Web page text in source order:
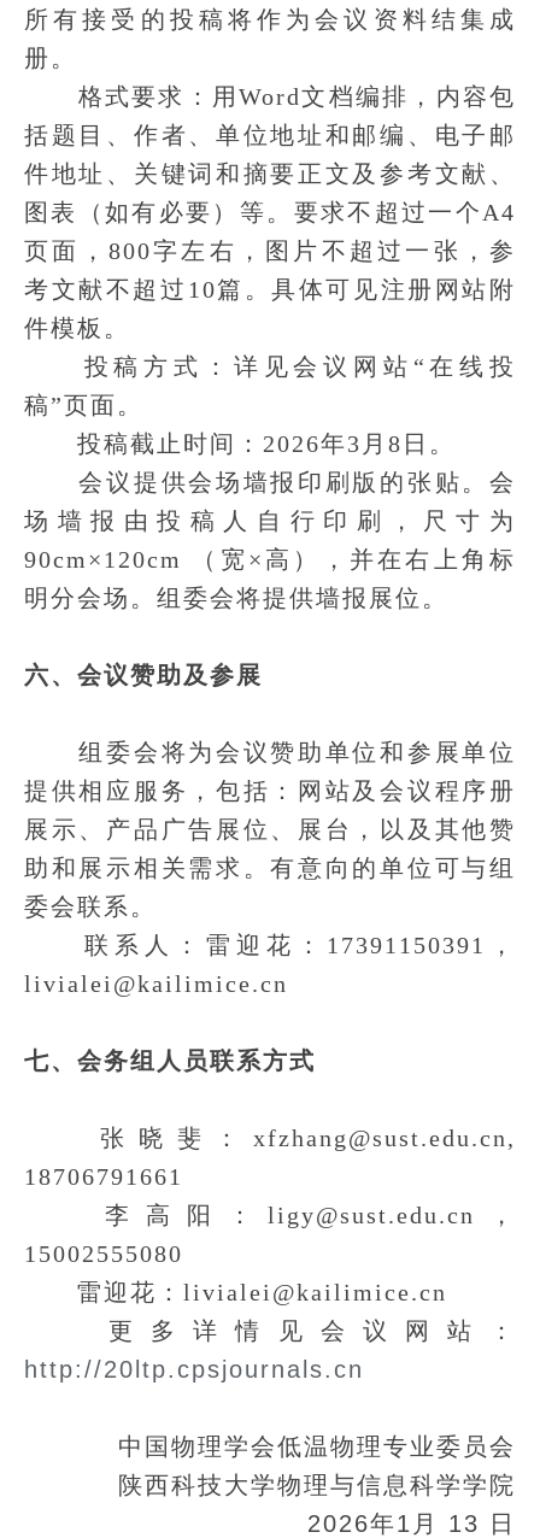
所有接受的投稿将作为会议资料结集成
册。
格式要求：用Word文档编排，内容包
括题目、作者、单位地址和邮编、电子邮
件地址、关键词和摘要正文及参考文献、
图表（如有必要）等。要求不超过一个A4
页面，800字左右，图片不超过一张，参
考文献不超过10篇。具体可见注册网站附
件模板。
投稿方式：详见会议网站“在线投
稿”页面。
投稿截止时间：2026年3月8日。
会议提供会场墙报印刷版的张贴。会
场墙报由投稿人自行印刷，尺寸为
90cm×120cm （宽×高），并在右上角标
明分会场。组委会将提供墙报展位。
六、会议赞助及参展
组委会将为会议赞助单位和参展单位
提供相应服务，包括：网站及会议程序册
展示、产品广告展位、展台，以及其他赞
助和展示相关需求。有意向的单位可与组
委会联系。
联系人：雷迎花：17391150391，
livialei@kailimice.cn
七、会务组人员联系方式
张晓斐：xfzhang@sust.edu.cn,
18706791661
李高阳：ligy@sust.edu.cn，
15002555080
雷迎花：livialei@kailimice.cn
更多详情见会议网站：
http://20ltp.cpsjournals.cn
中国物理学会低温物理专业委员会
陕西科技大学物理与信息科学学院
2026年1月 13 日